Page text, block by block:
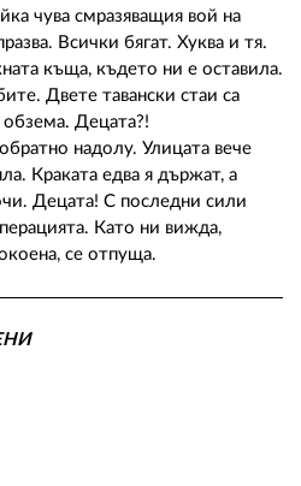
чува смразяващия вой на
Всички бягат. Хуква и тя.
къща, където ни е оставила.
Двете тавански стаи са
обзема. Децата?!
надолу. Улицата вече
Краката едва я държат, а
Децата! С последни сили
Като ни вижда,
се отпуща.